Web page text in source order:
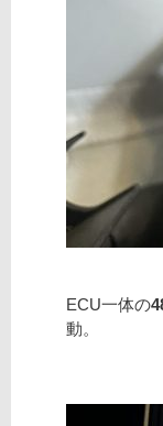
ECU一体の
動。